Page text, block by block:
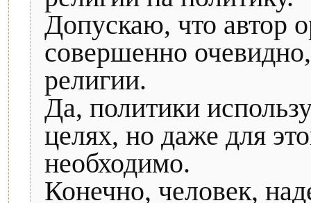
Допускаю, что автор
совершенно
религии.
Да, политики
целях, но даже для
необходимо.
Конечно, человек,